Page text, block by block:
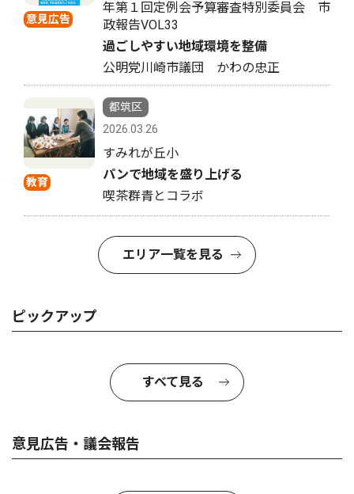
意見広告
年第１回定例会予算審査特別委員会 市
政報告VOL33
過ごしやすい地域環境を整備
公明党川崎市議団 かわの忠正
教育
都筑区
2026.03.26
すみれが丘小
パンで地域を盛り上げる
喫茶群青とコラボ
エリア一覧を見る
ピックアップ
すべて見る
意見広告・議会報告